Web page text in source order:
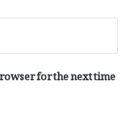
for the next time